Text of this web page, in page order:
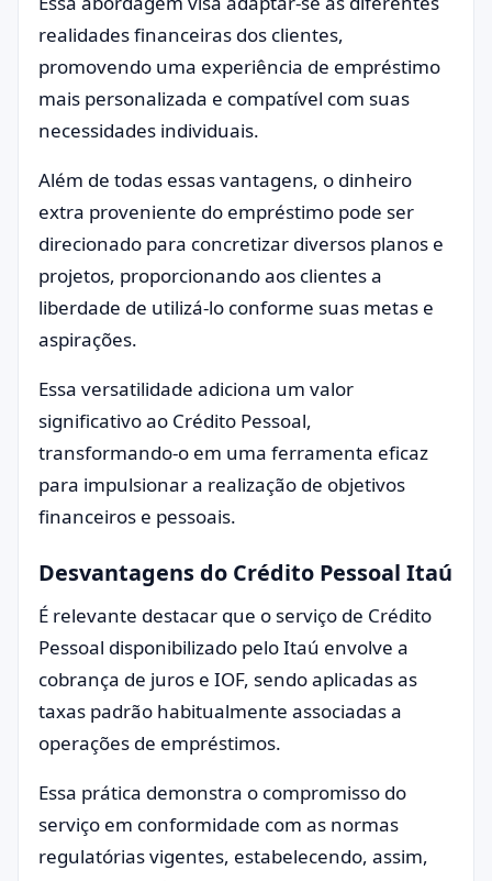
realidades financeiras dos clientes,
promovendo uma experiência de empréstimo
mais personalizada e compatível com suas
necessidades individuais.
Além de todas essas vantagens, o dinheiro
extra proveniente do empréstimo pode ser
direcionado para concretizar diversos planos e
projetos, proporcionando aos clientes a
liberdade de utilizá-lo conforme suas metas e
aspirações.
Essa versatilidade adiciona um valor
significativo ao Crédito Pessoal,
transformando-o em uma ferramenta eficaz
para impulsionar a realização de objetivos
financeiros e pessoais.
Desvantagens do Crédito Pessoal Itaú
É relevante destacar que o serviço de Crédito
Pessoal disponibilizado pelo Itaú envolve a
cobrança de juros e IOF, sendo aplicadas as
taxas padrão habitualmente associadas a
operações de empréstimos.
Essa prática demonstra o compromisso do
serviço em conformidade com as normas
regulatórias vigentes, estabelecendo, assim,